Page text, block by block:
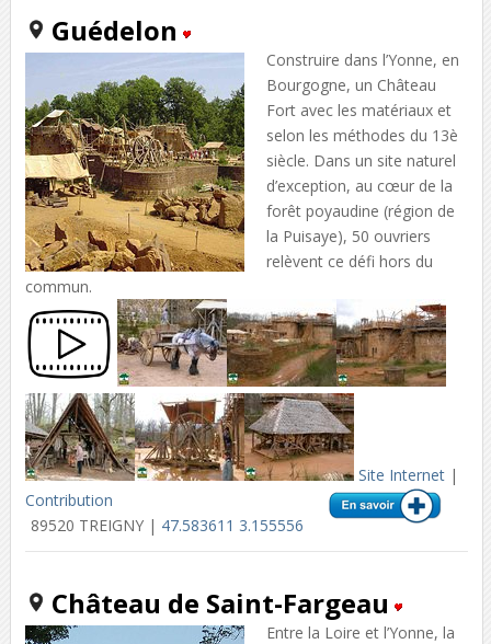
Guédelon
Construire dans l’Yonne, en
Bourgogne, un Château
Fort avec les matériaux et
selon les méthodes du 13è
siècle. Dans un site naturel
d’exception, au cœur de la
forêt poyaudine (région de
la Puisaye), 50 ouvriers
relèvent ce défi hors du
commun.
Site Internet|
Contribution
89520 TREIGNY | 47.583611 3.155556
Château de Saint-Fargeau
Entre la Loire et l’Yonne, la